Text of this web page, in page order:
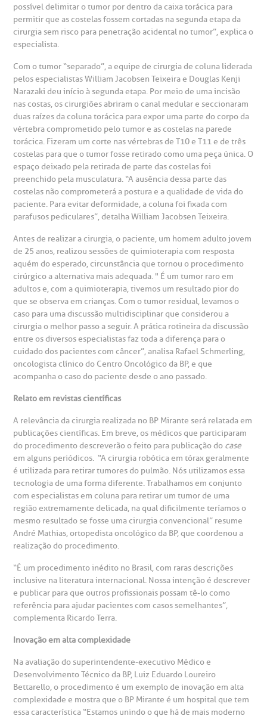
de Exames
(11)3505-1000
ouvidoria@bp.org.br
Fale Conosco
Endereço:
Rua Maestro Cardim, 769
CEP: 01323-001 | Bela Vista
São Paulo - SP
BP Mirante
Saiba mais
Endereço:
R. Martiniano de Carvalho, 965
CEP: 01323-001 | Bela Vista
São Paulo - SP
Clínica Medicina da Mulher
Saiba mais
Endereço:
R. Colômbia, 332
CEP: 01438-000 | Jardim Paulista
São Paulo - SP
social da BP
corporativa
social
a BP
Conosco
de Benchmarking
de Bioética
Telemedicina BP
Teleinterconsulta
Centro de Doenças Autoimunes
de Visita
socorro
de cópia de prontuário médico
de orçamento particular
de veracidade de atestado
atendimento
Cirurgia
frequentes
de Sangue
de órgãos
de cuidado
e perdidos
de Excelência em Ortopedia
especialidades
possível delimitar o tumor por dentro da caixa torácica para
permitir que as costelas fossem cortadas na segunda etapa da
cirurgia sem risco para penetração acidental no tumor”, explica o
especialista.
Com o tumor “separado”, a equipe de cirurgia de coluna liderada
pelos especialistas William Jacobsen Teixeira e Douglas Kenji
Narazaki deu início à segunda etapa. Por meio de uma incisão
nas costas, os cirurgiões abriram o canal medular e seccionaram
duas raízes da coluna torácica para expor uma parte do corpo da
vértebra comprometido pelo tumor e as costelas na parede
torácica. Fizeram um corte nas vértebras de T10 e T11 e de três
costelas para que o tumor fosse retirado como uma peça única. O
espaço deixado pela retirada de parte das costelas foi
preenchido pela musculatura. “A ausência dessa parte das
costelas não comprometerá a postura e a qualidade de vida do
paciente. Para evitar deformidade, a coluna foi fixada com
parafusos pediculares”, detalha William Jacobsen Teixeira.
Antes de realizar a cirurgia, o paciente, um homem adulto jovem
de 25 anos, realizou sessões de quimioterapia com resposta
aquém do esperado, circunstância que tornou o procedimento
cirúrgico a alternativa mais adequada. " É um tumor raro em
adultos e, com a quimioterapia, tivemos um resultado pior do
que se observa em crianças. Com o tumor residual, levamos o
caso para uma discussão multidisciplinar que considerou a
cirurgia o melhor passo a seguir. A prática rotineira da discussão
entre os diversos especialistas faz toda a diferença para o
cuidado dos pacientes com câncer”, analisa Rafael Schmerling,
oncologista clínico do Centro Oncológico da BP, e que
acompanha o caso do paciente desde o ano passado.
Relato em revistas científicas
A relevância da cirurgia realizada no BP Mirante será relatada em
publicações científicas. Em breve, os médicos que participaram
do procedimento descreverão o feito para publicação do case
em alguns periódicos. “A cirurgia robótica em tórax geralmente
é utilizada para retirar tumores do pulmão. Nós utilizamos essa
tecnologia de uma forma diferente. Trabalhamos em conjunto
com especialistas em coluna para retirar um tumor de uma
região extremamente delicada, na qual dificilmente teríamos o
mesmo resultado se fosse uma cirurgia convencional” resume
André Mathias, ortopedista oncológico da BP, que coordenou a
realização do procedimento.
“É um procedimento inédito no Brasil, com raras descrições
inclusive na literatura internacional. Nossa intenção é descrever
e publicar para que outros profissionais possam tê-lo como
referência para ajudar pacientes com casos semelhantes”,
complementa Ricardo Terra.
Inovação em alta complexidade
Na avaliação do superintendente-executivo Médico e
Desenvolvimento Técnico da BP, Luiz Eduardo Loureiro
Bettarello, o procedimento é um exemplo de inovação em alta
complexidade e mostra que o BP Mirante é um hospital que tem
essa característica “Estamos unindo o que há de mais moderno